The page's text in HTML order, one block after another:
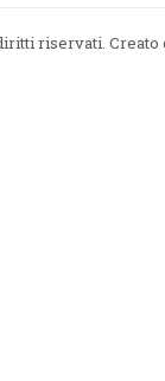
riservati. Creato